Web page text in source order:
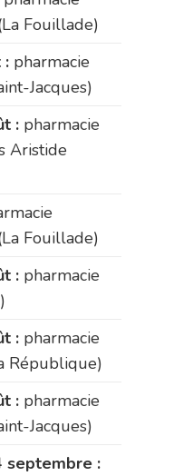
Fouillade)
: pharmacie
Jacques)
: pharmacie
Aristide
Fouillade)
: pharmacie
: pharmacie
République)
: pharmacie
Jacques)
septembre :